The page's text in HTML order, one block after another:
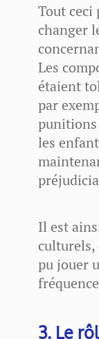
Tout
changer
Les
étaient
par
punitions
les
Il est
pu jouer
3. Le